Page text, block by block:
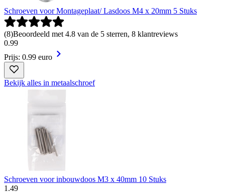
Schroeven voor Montageplaat/ Lasdoos M4 x 20mm 5 Stuks
(8)Beoordeeld met 4.8 van de 5 sterren, 8 klantreviews
0.99
Prijs: 0.99 euro
Bekijk alles in metaalschroef
Schroeven voor inbouwdoos M3 x 40mm 10 Stuks
1 .49